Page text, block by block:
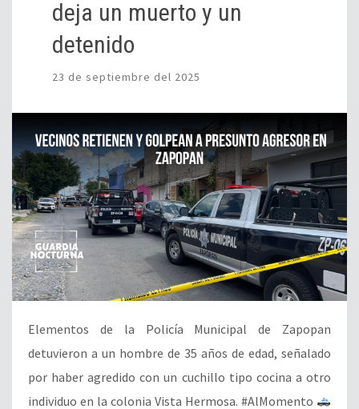
Elementos de la Policía Municipal de Zapopan
detuvieron a un hombre de 35 años de edad, señalado
por haber agredido con un cuchillo tipo cocina a otro
individuo en la colonia Vista Hermosa. #AlMomento
Elementos de la Policía de Zapopan detuvieron a un
sujeto que presuntamente atacó a un hombre con un
arma blanca. […]
LEER NOTA